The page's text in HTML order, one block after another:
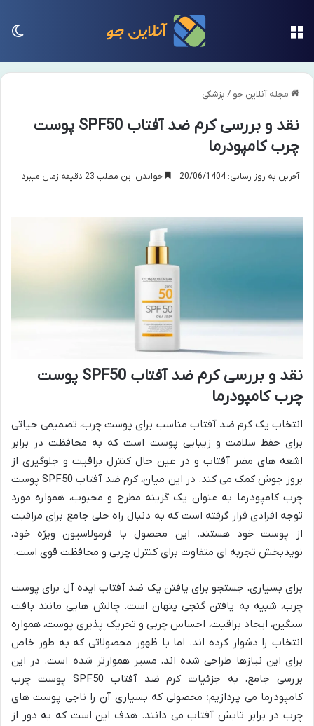
مجله آنلاین جو / پزشکی
نقد و بررسی کرم ضد آفتاب SPF50 پوست
چرب کامپودرما
آخرین به روز رسانی: 20/06/1404 خواندن این مطلب 23 دقیقه زمان میبرد
نقد و بررسی کرم ضد آفتاب SPF50 پوست
چرب کامپودرما
انتخاب یک کرم ضد آفتاب مناسب برای پوست چرب، تصمیمی حیاتی
برای حفظ سلامت و زیبایی پوست است که به محافظت در برابر
اشعه های مضر آفتاب و در عین حال کنترل براقیت و جلوگیری از
بروز جوش کمک می کند. در این میان، کرم ضد آفتاب SPF50 پوست
چرب کامپودرما به عنوان یک گزینه مطرح و محبوب، همواره مورد
توجه افرادی قرار گرفته است که به دنبال راه حلی جامع برای مراقبت
از پوست خود هستند. این محصول با فرمولاسیون ویژه خود،
نویدبخش تجربه ای متفاوت برای کنترل چربی و محافظت قوی است.
برای بسیاری، جستجو برای یافتن یک ضد آفتاب ایده آل برای پوست
چرب، شبیه به یافتن گنجی پنهان است. چالش هایی مانند بافت
سنگین، ایجاد براقیت، احساس چربی و تحریک پذیری پوست، همواره
انتخاب را دشوار کرده اند. اما با ظهور محصولاتی که به طور خاص
برای این نیازها طراحی شده اند، مسیر هموارتر شده است. در این
بررسی جامع، به جزئیات کرم ضد آفتاب SPF50 پوست چرب
کامپودرما می پردازیم؛ محصولی که بسیاری آن را ناجی پوست های
چرب در برابر تابش آفتاب می دانند. هدف این است که به دور از